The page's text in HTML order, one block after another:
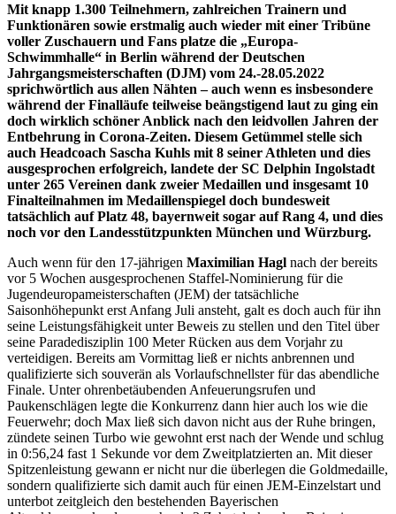
Mit knapp 1.300 Teilnehmern, zahlreichen Trainern und
Funktionären sowie erstmalig auch wieder mit einer Tribüne
voller Zuschauern und Fans platze die „Europa-
Schwimmhalle“ in Berlin während der Deutschen
Jahrgangsmeisterschaften (DJM) vom 24.-28.05.2022
sprichwörtlich aus allen Nähten – auch wenn es insbesondere
während der Finalläufe teilweise beängstigend laut zu ging ein
doch wirklich schöner Anblick nach den leidvollen Jahren der
Entbehrung in Corona-Zeiten. Diesem Getümmel stelle sich
auch Headcoach Sascha Kuhls mit 8 seiner Athleten und dies
ausgesprochen erfolgreich, landete der SC Delphin Ingolstadt
unter 265 Vereinen dank zweier Medaillen und insgesamt 10
Finalteilnahmen im Medaillenspiegel doch bundesweit
tatsächlich auf Platz 48, bayernweit sogar auf Rang 4, und dies
noch vor den Landesstützpunkten München und Würzburg.
Auch wenn für den 17-jährigen Maximilian Hagl nach der bereits
vor 5 Wochen ausgesprochenen Staffel-Nominierung für die
Jugendeuropameisterschaften (JEM) der tatsächliche
Saisonhöhepunkt erst Anfang Juli ansteht, galt es doch auch für ihn
seine Leistungsfähigkeit unter Beweis zu stellen und den Titel über
seine Paradedisziplin 100 Meter Rücken aus dem Vorjahr zu
verteidigen. Bereits am Vormittag ließ er nichts anbrennen und
qualifizierte sich souverän als Vorlaufschnellster für das abendliche
Finale. Unter ohrenbetäubenden Anfeuerungsrufen und
Paukenschlägen legte die Konkurrenz dann hier auch los wie die
Feuerwehr; doch Max ließ sich davon nicht aus der Ruhe bringen,
zündete seinen Turbo wie gewohnt erst nach der Wende und schlug
in 0:56,24 fast 1 Sekunde vor dem Zweitplatzierten an. Mit dieser
Spitzenleistung gewann er nicht nur die überlegen die Goldmedaille,
sondern qualifizierte sich damit auch für einen JEM-Einzelstart und
unterbot zeitgleich den bestehenden Bayerischen